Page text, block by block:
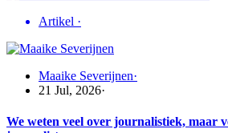
Artikel ·
Maaike Severijnen·
21 Jul, 2026·
We weten veel over journalistiek, maar